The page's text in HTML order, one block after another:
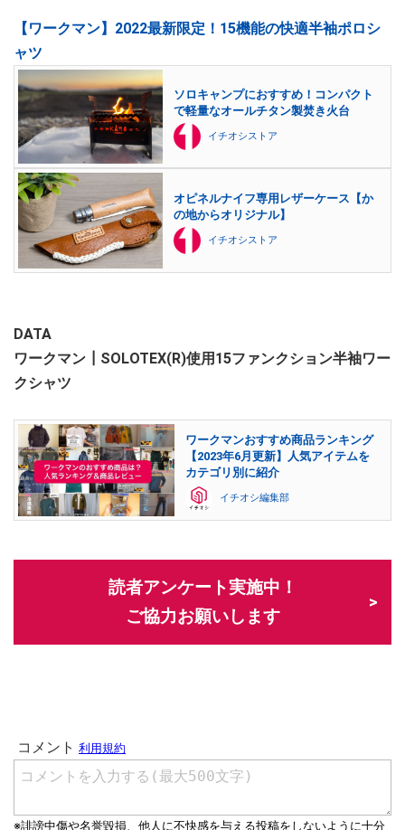
【ワークマン】2022最新限定！15機能の快適半袖ポロシ
ャツ
ソロキャンプにおすすめ！コンパクト
で軽量なオールチタン製焚き火台
イチオシストア
オピネルナイフ専用レザーケース【か
の地からオリジナル】
イチオシストア
DATA
ワークマン┃SOLOTEX(R)使用15ファンクション半袖ワー
クシャツ
ワークマンおすすめ商品ランキング
【2023年6月更新】人気アイテムを
カテゴリ別に紹介
イチオシ編集部
読者アンケート実施中！
ご協力お願いします